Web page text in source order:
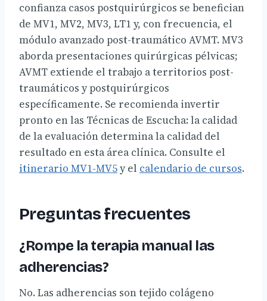
confianza casos postquirúrgicos se benefician
de MV1, MV2, MV3, LT1 y, con frecuencia, el
módulo avanzado post-traumático AVMT. MV3
aborda presentaciones quirúrgicas pélvicas;
AVMT extiende el trabajo a territorios post-
traumáticos y postquirúrgicos
específicamente. Se recomienda invertir
pronto en las Técnicas de Escucha: la calidad
de la evaluación determina la calidad del
resultado en esta área clínica. Consulte el
itinerario MV1-MV5y el calendario de cursos.
Preguntas frecuentes
¿Rompe la terapia manual las
adherencias?
No. Las adherencias son tejido colágeno